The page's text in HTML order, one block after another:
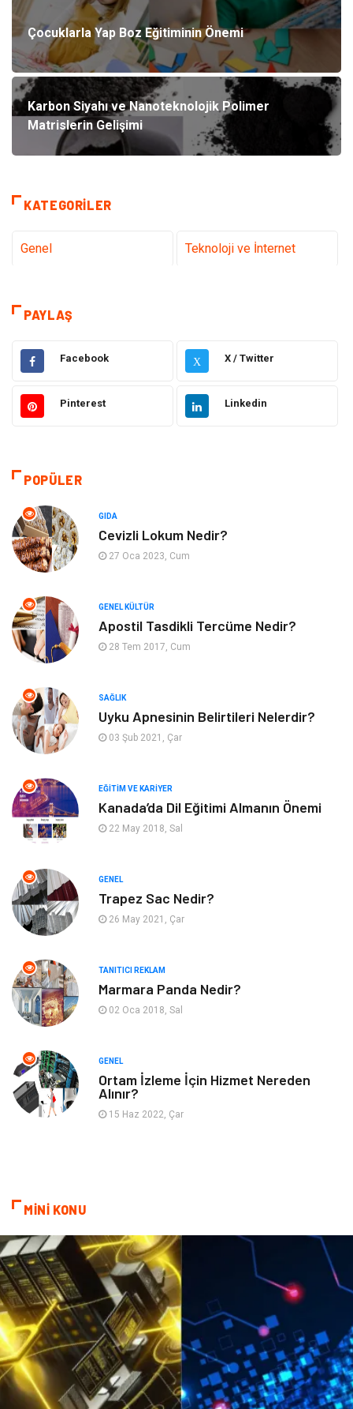
Çocuklarla Yap Boz Eğitiminin Önemi
Karbon Siyahı ve Nanoteknolojik Polimer
Matrislerin Gelişimi
KATEGORILER
Genel Teknoloji ve İnternet
Hukuk Dekorasyon
Elektrik & Elektronik Giyim
Eğitim ve Kariyer
Otomotiv Eğitim
Makine
Keyif ve Hobi
Tatil Yeme İçme
Emlak
Bilgisayar & Yazılım
Finans ve Yönetim Gayrimenkul
Anne Çocuk Müzik
Tekstil
Ev İşleri
Lojistik
Bitkisel Ürünler
Spor Malzemeleri
PAYLAŞ
Facebook X X / Twitter
Pinterest Linkedin
POPÜLER
GIDA
Cevizli Lokum Nedir?
27 Oca 2023, Cum
GENEL KÜLTÜR
Apostil Tasdikli Tercüme Nedir?
28 Tem 2017, Cum
SAĞLIK
Uyku Apnesinin Belirtileri Nelerdir?
03 Şub 2021, Çar
EĞITIM VE KARIYER
Kanada’da Dil Eğitimi Almanın Önemi
22 May 2018, Sal
GENEL
Trapez Sac Nedir?
26 May 2021, Çar
TANITICI REKLAM
Marmara Panda Nedir?
02 Oca 2018, Sal
GENEL
Ortam İzleme İçin Hizmet Nereden
Alınır?
15 Haz 2022, Çar
MİNİ KONU